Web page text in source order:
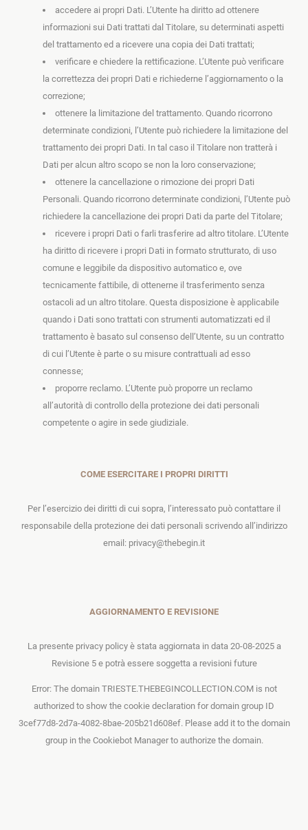
accedere ai propri Dati. L’Utente ha diritto ad ottenere
informazioni sui Dati trattati dal Titolare, su determinati aspetti
del trattamento ed a ricevere una copia dei Dati trattati;
verificare e chiedere la rettificazione. L’Utente può verificare
la correttezza dei propri Dati e richiederne l’aggiornamento o la
correzione;
ottenere la limitazione del trattamento. Quando ricorrono
determinate condizioni, l’Utente può richiedere la limitazione del
trattamento dei propri Dati. In tal caso il Titolare non tratterà i
Dati per alcun altro scopo se non la loro conservazione;
ottenere la cancellazione o rimozione dei propri Dati
Personali. Quando ricorrono determinate condizioni, l’Utente può
richiedere la cancellazione dei propri Dati da parte del Titolare;
ricevere i propri Dati o farli trasferire ad altro titolare. L’Utente
ha diritto di ricevere i propri Dati in formato strutturato, di uso
comune e leggibile da dispositivo automatico e, ove
tecnicamente fattibile, di ottenerne il trasferimento senza
ostacoli ad un altro titolare. Questa disposizione è applicabile
quando i Dati sono trattati con strumenti automatizzati ed il
trattamento è basato sul consenso dell’Utente, su un contratto
di cui l’Utente è parte o su misure contrattuali ad esso
connesse;
proporre reclamo. L’Utente può proporre un reclamo
all’autorità di controllo della protezione dei dati personali
competente o agire in sede giudiziale.
COME ESERCITARE I PROPRI DIRITTI
Per l’esercizio dei diritti di cui sopra, l’interessato può contattare il
responsabile della protezione dei dati personali scrivendo all’indirizzo
email: privacy@thebegin.it
AGGIORNAMENTO E REVISIONE
La presente privacy policy è stata aggiornata in data 20-08-2025 a
Revisione 5 e potrà essere soggetta a revisioni future
Error: The domain TRIESTE.THEBEGINCOLLECTION.COM is not
authorized to show the cookie declaration for domain group ID
3cef77d8-2d7a-4082-8bae-205b21d608ef. Please add it to the domain
group in the Cookiebot Manager to authorize the domain.